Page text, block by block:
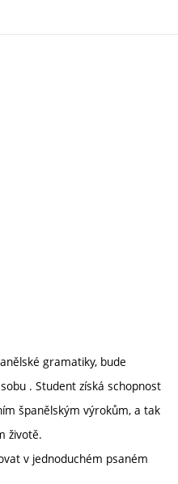
gramatiky, bude
. Student získá schopnost
španělským výrokům, a tak
životě.
v jednoduchém psaném